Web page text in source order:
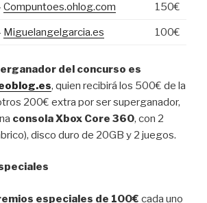
Compuntoes.ohlog.com 150€
Miguelangelgarcia.es 100€
del concurso es
, quien recibirá los 500€ de la
200€ extra por ser superganador,
consola Xbox Core 360, con 2
disco duro de 20GB y 2 juegos.
especiales de 100€ cada uno